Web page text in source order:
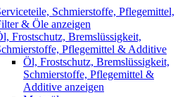
Schmierstoffe, Pflegemittel,
& Öle anzeigen
Frostschutz, Bremslüssigkeit,
Pflegemittel & Additive
Öl, Frostschutz, Bremslüssigkeit,
Schmierstoffe, Pflegemittel &
Additive anzeigen